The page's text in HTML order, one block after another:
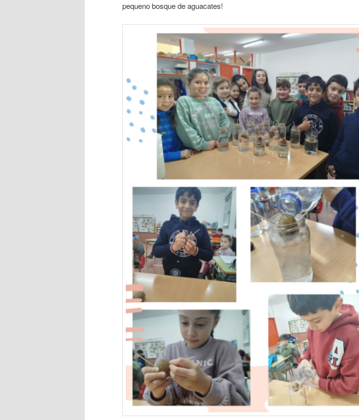
pequeno bosque de aguacates!